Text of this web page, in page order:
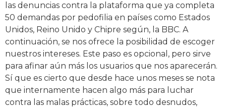
las denuncias contra la plataforma que ya completa
50 demandas por pedofilia en países como Estados
Unidos, Reino Unido y Chipre según, la BBC. A
continuación, se nos ofrece la posibilidad de escoger
nuestros intereses. Este paso es opcional, pero sirve
para afinar aún más los usuarios que nos aparecerán.
Sí que es cierto que desde hace unos meses se nota
que internamente hacen algo más para luchar
contra las malas prácticas, sobre todo desnudos,